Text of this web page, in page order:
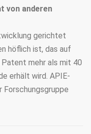
von anderen
gerichtet
höflich ist, das auf
mehr als mit 40
erhält wird. APIE-
Forschungsgruppe